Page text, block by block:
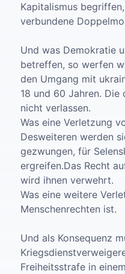
Kapitalismus
verbundene
Und was Demokratie
betreffen, so werfen
den Umgang mit
18 und 60 Jahren.
nicht verlassen.
Was eine Verletzung
Desweiteren werden
gezwungen, für
ergreifen.Das Recht
wird ihnen verwehrt.
Was eine weitere
Menschenrechten ist.
Und als Konsequenz
Freiheitsstrafe in